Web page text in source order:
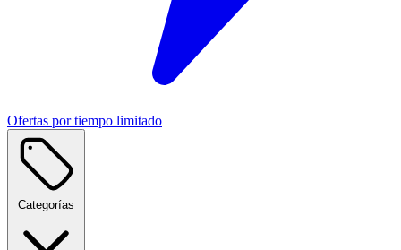
Ofertas por tiempo limitado
Categorías